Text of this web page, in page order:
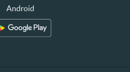
Android